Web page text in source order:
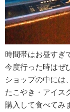
時間帯はお昼すぎ
今度行った時はぜ
ショップの中には
たこやき・アイス
購入して食べてみ